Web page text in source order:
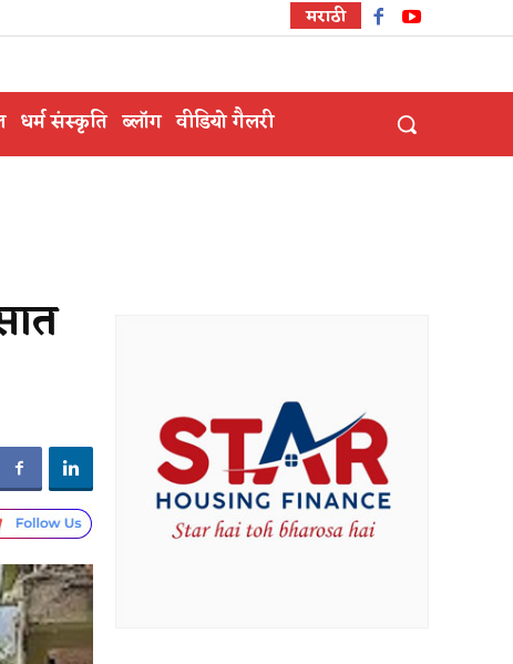
मराठी
धर्म संस्कृति ब्लॉग वीडियो गैलरी